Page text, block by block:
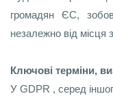
громадян ЄС,
незалежно від місця
Ключові терміни,
У GDPR , серед